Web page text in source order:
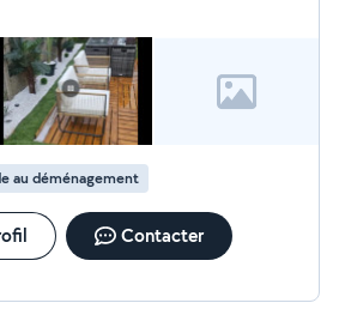
au déménagement
Contacter